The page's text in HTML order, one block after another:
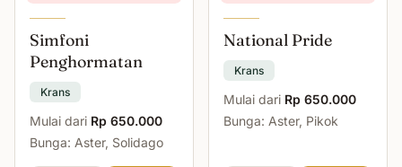
Simfoni
Penghormatan
Krans
Mulai dari Rp 650.000
Bunga: Aster, Solidago
National Pride
Krans
Mulai dari Rp 650.000
Bunga: Aster, Pikok